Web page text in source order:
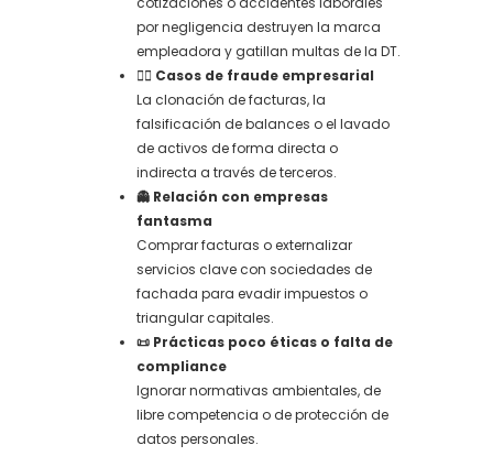
por negligencia destruyen la marca
empleadora y gatillan multas de la DT.
🕵️‍♂️ Casos de fraude empresarial
La clonación de facturas, la
falsificación de balances o el lavado
de activos de forma directa o
indirecta a través de terceros.
👻 Relación con empresas
fantasma
Comprar facturas o externalizar
servicios clave con sociedades de
fachada para evadir impuestos o
triangular capitales.
📜 Prácticas poco éticas o falta de
compliance
Ignorar normativas ambientales, de
libre competencia o de protección de
datos personales.